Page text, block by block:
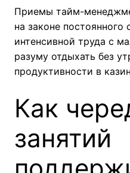
Приемы тайм-
на законе
интенсивной труда с
разуму отдыхать без
продуктивности в
Как
занятий